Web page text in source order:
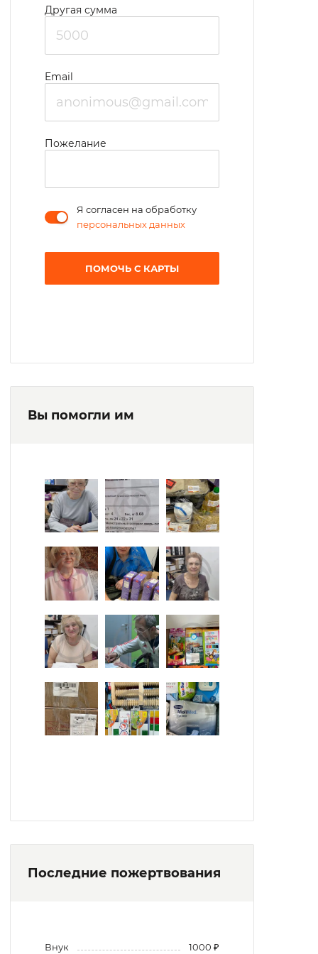
Другая сумма
Email
Пожелание
Я согласен на обработку
персональных данных
ПОМОЧЬ С КАРТЫ
Вы помогли им
Последние пожертвования
Внук
1000 ₽